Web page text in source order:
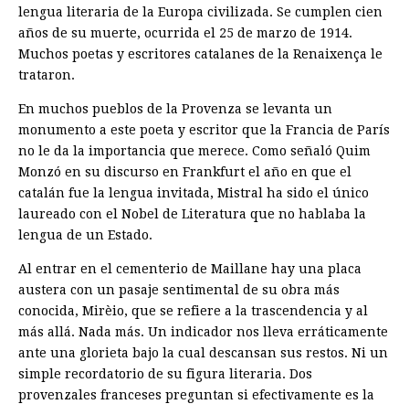
lengua literaria de la Europa civilizada. Se cumplen cien
años de su muerte, ocurrida el 25 de marzo de 1914.
Muchos poetas y escritores catalanes de la Renaixença le
trataron.
En muchos pueblos de la Provenza se levanta un
monumento a este poeta y escritor que la Francia de París
no le da la importancia que merece. Como señaló Quim
Monzó en su discurso en Frankfurt el año en que el
catalán fue la lengua invitada, Mistral ha sido el único
laureado con el Nobel de Literatura que no hablaba la
lengua de un Estado.
Al entrar en el cementerio de Maillane hay una placa
austera con un pasaje sentimental de su obra más
conocida, Mirèio, que se refiere a la trascendencia y al
más allá. Nada más. Un indicador nos lleva erráticamente
ante una glorieta bajo la cual descansan sus restos. Ni un
simple recordatorio de su figura literaria. Dos
provenzales franceses preguntan si efectivamente es la